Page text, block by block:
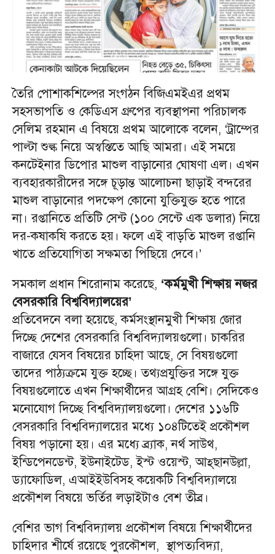
তৈরি পোশাকশিল্পের সংগঠন বিজিএমইএর প্রথম
সহসভাপতি ও কেডিএস গ্রুপের ব্যবস্থাপনা পরিচালক
সেলিম রহমান এ বিষয়ে প্রথম আলোকে বলেন, ‘ট্রাম্পের
পাল্টা শুল্ক নিয়ে অস্বস্তিতে আছি আমরা। এই সময়ে
কনটেইনার ডিপোর মাশুল বাড়ানোর ঘোষণা এল। এখন
ব্যবহারকারীদের সঙ্গে চূড়ান্ত আলোচনা ছাড়াই বন্দরের
মাশুল বাড়ানোর পদক্ষেপ কোনো যুক্তিযুক্ত হতে পারে
না। রপ্তানিতে প্রতিটি সেন্ট (১০০ সেন্টে এক ডলার) নিয়ে
দর-কষাকষি করতে হয়। ফলে এই বাড়তি মাশুল রপ্তানি
খাতে প্রতিযোগিতা সক্ষমতা পিছিয়ে দেবে।’
সমকাল প্রধান শিরোনাম করেছে, ‘কর্মমুখী শিক্ষায় নজর
বেসরকারি বিশ্ববিদ্যালয়ের’
প্রতিবেদনে বলা হয়েছে, কর্মসংস্থানমুখী শিক্ষায় জোর
দিচ্ছে দেশের বেসরকারি বিশ্ববিদ্যালয়গুলো। চাকরির
বাজারে যেসব বিষয়ের চাহিদা আছে, সে বিষয়গুলো
তাদের পাঠ্যক্রমে যুক্ত হচ্ছে। তথ্যপ্রযুক্তির সঙ্গে যুক্ত
বিষয়গুলোতে এখন শিক্ষার্থীদের আগ্রহ বেশি। সেদিকেও
মনোযোগ দিচ্ছে বিশ্ববিদ্যালয়গুলো। দেশের ১১৬টি
বেসরকারি বিশ্ববিদ্যালয়ের মধ্যে ১০৪টিতেই প্রকৌশল
বিষয় পড়ানো হয়। এর মধ্যে ব্র্যাক, নর্থ সাউথ,
ইন্ডিপেনডেন্ট, ইউনাইটেড, ইস্ট ওয়েস্ট, আহ্‌ছানউল্লা,
ড্যাফোডিল, এআইইউবিসহ কয়েকটি বিশ্ববিদ্যালয়ে
প্রকৌশল বিষয়ে ভর্তির লড়াইটাও বেশ তীব্র।
বেশির ভাগ বিশ্ববিদ্যালয় প্রকৌশল বিষয়ে শিক্ষার্থীদের
চাহিদার শীর্ষে রয়েছে পুরকৌশল, স্থাপত্যবিদ্যা,